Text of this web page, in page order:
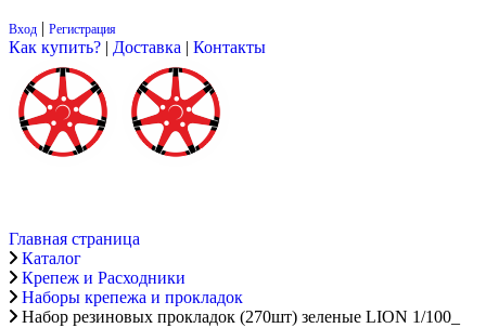
Вход | Регистрация
Как купить? | Доставка | Контакты
Главная страница
Каталог
Крепеж и Расходники
Наборы крепежа и прокладок
Набор резиновых прокладок (270шт) зеленые LION 1/100_